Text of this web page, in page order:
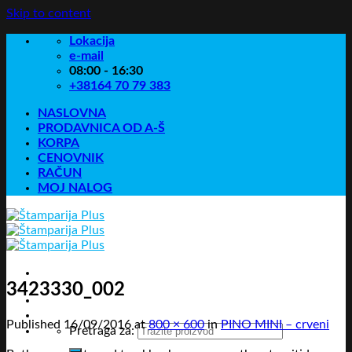
Skip to content
Lokacija
e-mail
08:00 - 16:30
+38164 70 79 383
NASLOVNA
PRODAVNICA OD A-Š
KORPA
CENOVNIK
RAČUN
MOJ NALOG
Pretraga za:
3423330_002
Published 16/09/2016 at800 × 600inPINO MINI – crveni